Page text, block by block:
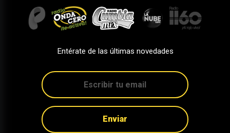
Entérate de las últimas novedades
Enviar